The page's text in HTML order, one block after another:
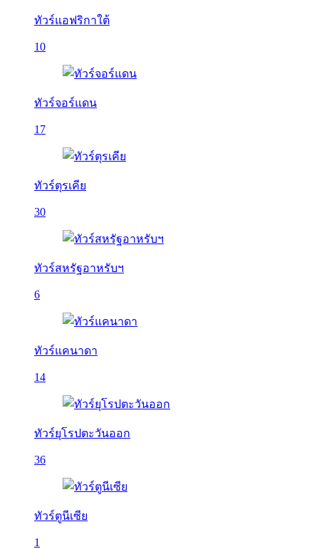
ทัวร์แอฟริกาใต้
10
ทัวร์จอร์แดน
17
ทัวร์ตุรเคีย
30
ทัวร์สหรัฐอาหรับฯ
6
ทัวร์แคนาดา
14
ทัวร์ยุโรปตะวันออก
36
ทัวร์ตูนีเซีย
1